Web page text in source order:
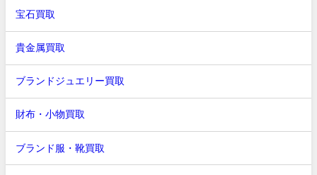
宝石買取
貴金属買取
ブランドジュエリー買取
財布・小物買取
ブランド服・靴買取